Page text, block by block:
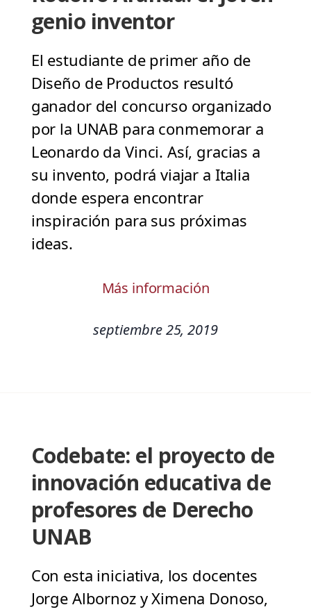
genio inventor
El estudiante de primer año de
Diseño de Productos resultó
ganador del concurso organizado
por la UNAB para conmemorar a
Leonardo da Vinci. Así, gracias a
su invento, podrá viajar a Italia
donde espera encontrar
inspiración para sus próximas
ideas.
Más información
septiembre 25, 2019
Codebate: el proyecto de
innovación educativa de
profesores de Derecho
UNAB
Con esta iniciativa, los docentes
Jorge Albornoz y Ximena Donoso,